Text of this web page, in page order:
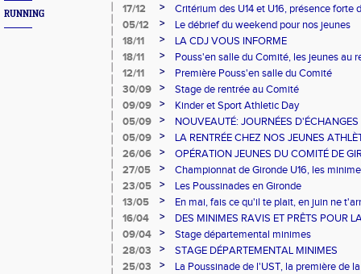
RUNNING
17/12
>
Critérium des U14 et U16, présence forte
05/12
>
Le débrief du weekend pour nos jeunes
18/11
>
LA CDJ VOUS INFORME
18/11
>
Pouss'en salle du Comité, les jeunes au
12/11
>
Première Pouss'en salle du Comité
30/09
>
Stage de rentrée au Comité
09/09
>
Kinder et Sport Athletic Day
05/09
>
NOUVEAUTÉ: JOURNÉES D'ÉCHANGES
05/09
>
LA RENTRÉE CHEZ NOS JEUNES
26/06
>
OPÉRATION JEUNES DU COMITÉ DE
FONT LE SHOW
27/05 >
Championnat de Gironde U16, les
23/05
>
Les Poussinades en Gironde
13/05
>
En mai, fais ce qu'il te plait, en juin ne
16/04
>
DES MINIMES RAVIS ET PRÊTS POUR
09/04
>
Stage départemental minimes
28/03
>
STAGE DÉPARTEMENTAL MINIMES
25/03
>
La Poussinade de l'UST, la première de